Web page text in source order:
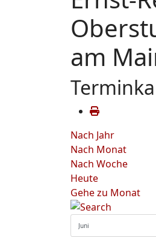
am
Nach Jahr
Nach Monat
Nach Woche
Heute
Gehe zu Monat